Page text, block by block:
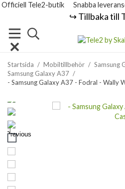
Officiell Tele2-butik Snabba
↪️ Tillbaka till
Startsida / Mobiltillbehör / Samsung
Samsung Galaxy A37 /
- Samsung Galaxy A37 - Fodral - Wally
Previous